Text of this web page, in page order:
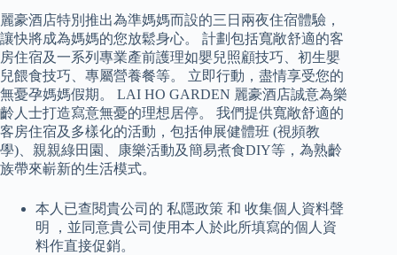
麗豪酒店特別推出為準媽媽而設的三日兩夜住宿體驗，
讓快將成為媽媽的您放鬆身心。 計劃包括寬敞舒適的客
房住宿及一系列專業產前護理如嬰兒照顧技巧、初生嬰
兒餵食技巧、專屬營養餐等。 立即行動，盡情享受您的
無憂孕媽媽假期。 LAI HO GARDEN 麗豪酒店誠意為樂
齡人士打造寫意無憂的理想居停。 我們提供寬敞舒適的
客房住宿及多樣化的活動，包括伸展健體班 (視頻教
學)、親親綠田園、康樂活動及簡易煮食DIY等，為熟齡
族帶來嶄新的生活模式。
本人已查閱貴公司的 私隱政策 和 收集個人資料聲
明 ，並同意貴公司使用本人於此所填寫的個人資
料作直接促銷。